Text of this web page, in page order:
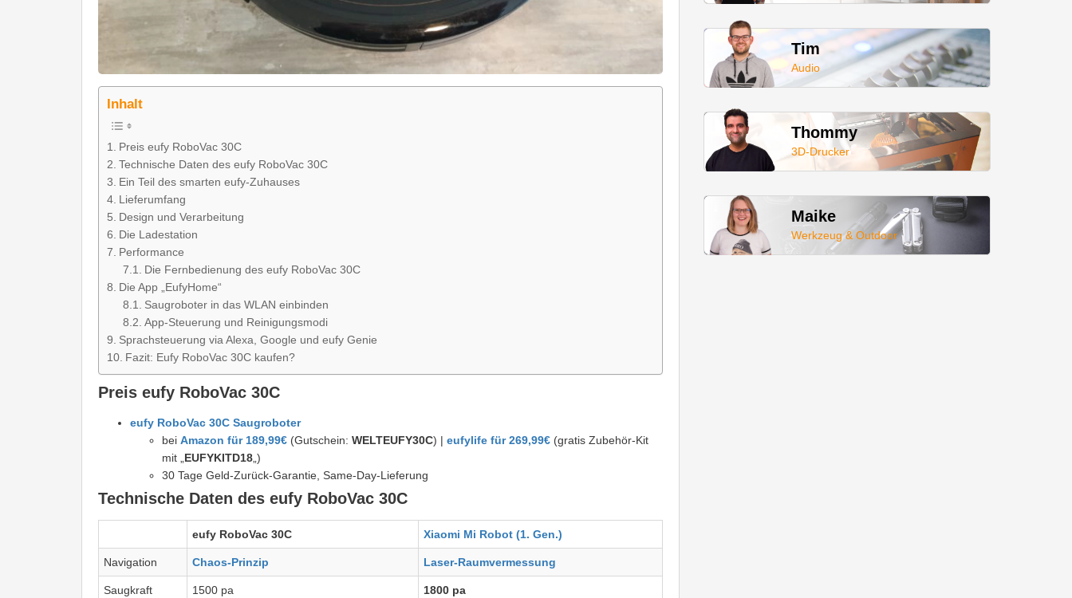
Inhalt
Preis eufy RoboVac 30C
Technische Daten des eufy RoboVac 30C
Ein Teil des smarten eufy-Zuhauses
Lieferumfang
Design und Verarbeitung
Die Ladestation
Performance
Die Fernbedienung des eufy RoboVac 30C
Die App „EufyHome“
Saugroboter in das WLAN einbinden
App-Steuerung und Reinigungsmodi
Sprachsteuerung via Alexa, Google und eufy Genie
Fazit: Eufy RoboVac 30C kaufen?
Preis eufy RoboVac 30C
eufy RoboVac 30C Saugroboter
bei Amazon für 189,99€ (Gutschein: WELTEUFY30C) | eufylife für 269,99€ (gratis Zubehör-Kit
mit „ EUFYKITD18 „)
30 Tage Geld-Zurück-Garantie, Same-Day-Lieferung
Technische Daten des eufy RoboVac 30C
eufy RoboVac 30C Xiaomi Mi Robot (1. Gen.)
Navigation Chaos-Prinzip Laser-Raumvermessung
Saugkraft 1500 pa 1800 pa
Tim
Audio
Thommy
3D-Drucker
Maike
Werkzeug & Outdoor